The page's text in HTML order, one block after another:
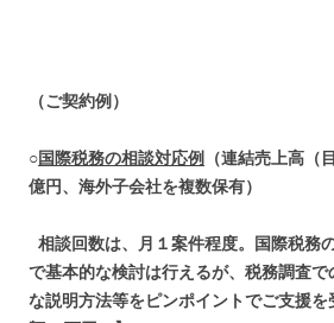
（ご契約例）
○国際税務の相談対応例
（連結売上高（
億円、海外子会社を複数保有）
相談回数は、月１案件程度。国際税務
で基本的な検討は行えるが、税務調査
な説明方法等をピンポイントでご支援を